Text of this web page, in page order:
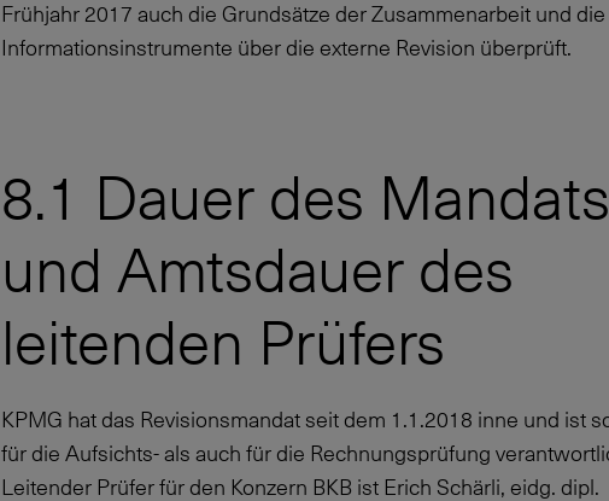
Frühjahr 2017 auch die Grundsätze der Zusammenarbeit und die
Informationsinstrumente über die externe Revision überprüft.
8.1 Dauer des Mandats
und Amtsdauer des
leitenden Prüfers
KPMG hat das Revisionsmandat seit dem 1.1.2018 inne und ist
für die Aufsichts- als auch für die Rechnungsprüfung
Leitender Prüfer für den Konzern BKB ist Erich Schärli, eidg. dipl.